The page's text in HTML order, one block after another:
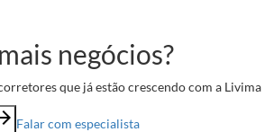
negócios?
que já estão crescendo com a Livima
Falar com especialista